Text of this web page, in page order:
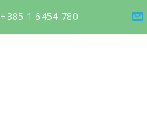
+385 1 6454 780